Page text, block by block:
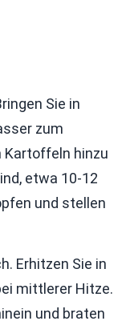
Sie in
zum
Kartoffeln hinzu
etwa 10-12
und stellen
Erhitzen Sie in
mittlerer Hitze.
und braten